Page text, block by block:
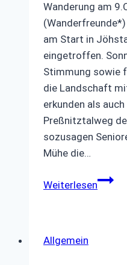
Wanderung am
am Start in
eingetroffen.
Stimmung sowie
die Landschaft
erkunden als
Preßnitztalweg
sozusagen
Mühe die…
Weiterlesen
Allgemein